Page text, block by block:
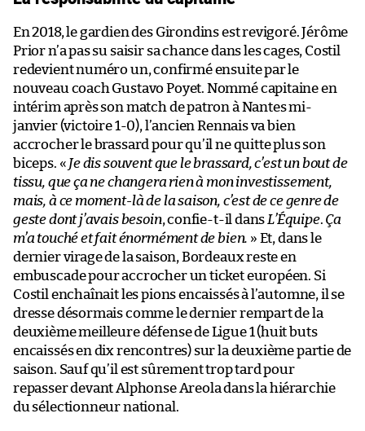
En 2018, le gardien des Girondins est revigoré. Jérôme
Prior n’a pas su saisir sa chance dans les cages, Costil
redevient numéro un, confirmé ensuite par le
nouveau coach Gustavo Poyet. Nommé capitaine en
intérim après son match de patron à Nantes mi-
janvier (victoire 1-0), l’ancien Rennais va bien
accrocher le brassard pour qu’il ne quitte plus son
biceps. « Je dis souvent que le brassard, c’est un bout de
tissu, que ça ne changera rien à mon investissement,
mais, à ce moment-là de la saison, c’est de ce genre de
geste dont j’avais besoin, confie-t-il dans L’Équipe. Ça
m’a touché et fait énormément de bien. » Et, dans le
dernier virage de la saison, Bordeaux reste en
embuscade pour accrocher un ticket européen. Si
Costil enchaînait les pions encaissés à l’automne, il se
dresse désormais comme le dernier rempart de la
deuxième meilleure défense de Ligue 1 (huit buts
encaissés en dix rencontres) sur la deuxième partie de
saison. Sauf qu’il est sûrement trop tard pour
repasser devant Alphonse Areola dans la hiérarchie
du sélectionneur national.